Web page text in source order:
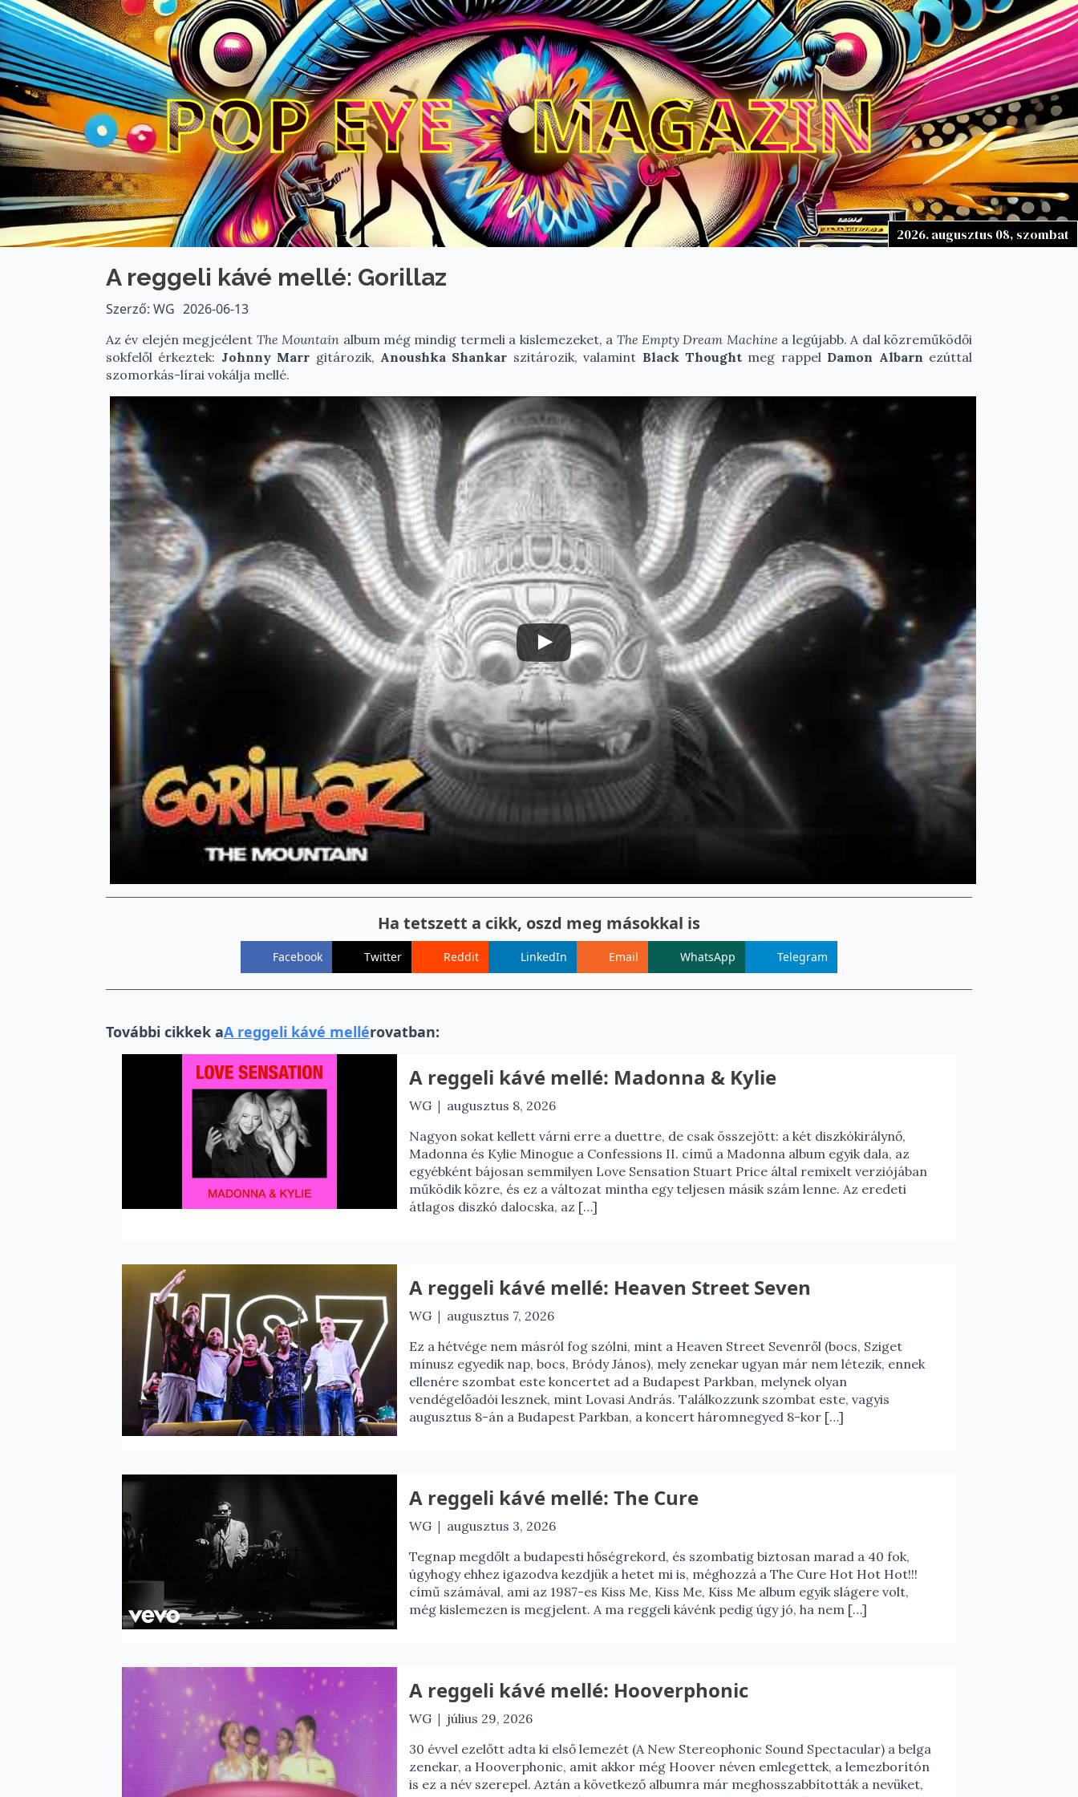
POP EYE MAGAZIN
2026. augusztus 08, szombat
A reggeli kávé mellé: Gorillaz
Szerző: WG 2026-06-13
Az év elején megjeélent The Mountain album még mindig termeli a kislemezeket, a The Empty Dream Machine a legújabb. A dal közreműködői
sokfelől érkeztek: Johnny Marr gitározik, Anoushka Shankar szitározik, valamint Black Thought meg rappel Damon Albarn ezúttal
szomorkás-lírai vokálja mellé.
Ha tetszett a cikk, oszd meg másokkal is
Facebook Twitter Reddit LinkedIn Email WhatsApp Telegram
További cikkek aA reggeli kávé mellérovatban:
A reggeli kávé mellé: Madonna & Kylie
WG | augusztus 8, 2026
Nagyon sokat kellett várni erre a duettre, de csak összejött: a két diszkókirálynő,
Madonna és Kylie Minogue a Confessions II. című a Madonna album egyik dala, az
egyébként bájosan semmilyen Love Sensation Stuart Price által remixelt verziójában
működik közre, és ez a változat mintha egy teljesen másik szám lenne. Az eredeti
átlagos diszkó dalocska, az […]
A reggeli kávé mellé: Heaven Street Seven
WG | augusztus 7, 2026
Ez a hétvége nem másról fog szólni, mint a Heaven Street Sevenről (bocs, Sziget
mínusz egyedik nap, bocs, Bródy János), mely zenekar ugyan már nem létezik, ennek
ellenére szombat este koncertet ad a Budapest Parkban, melynek olyan
vendégelőadói lesznek, mint Lovasi András. Találkozzunk szombat este, vagyis
augusztus 8-án a Budapest Parkban, a koncert háromnegyed 8-kor […]
A reggeli kávé mellé: The Cure
WG | augusztus 3, 2026
Tegnap megdőlt a budapesti hőségrekord, és szombatig biztosan marad a 40 fok,
úgyhogy ehhez igazodva kezdjük a hetet mi is, méghozzá a The Cure Hot Hot Hot!!!
című számával, ami az 1987-es Kiss Me, Kiss Me, Kiss Me album egyik slágere volt,
még kislemezen is megjelent. A ma reggeli kávénk pedig úgy jó, ha nem […]
A reggeli kávé mellé: Hooverphonic
WG | július 29, 2026
30 évvel ezelőtt adta ki első lemezét (A New Stereophonic Sound Spectacular) a belga
zenekar, a Hooverphonic, amit akkor még Hoover néven emlegettek, a lemezborítón
is ez a név szerepel. Aztán a következő albumra már meghosszabbították a nevüket,